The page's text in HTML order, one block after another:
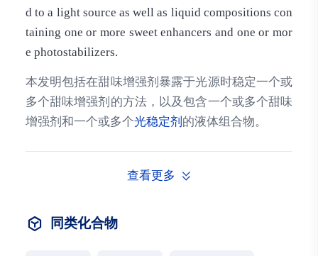
d to a light source as well as liquid compositions con
taining one or more sweet enhancers and one or mor
e photostabilizers.
本发明包括在甜味增强剂暴露于光源时稳定一个或
多个甜味增强剂的方法，以及包含一个或多个甜味
增强剂和一个或多个光稳定剂 的液体组合物。
查看更多
同类化合物